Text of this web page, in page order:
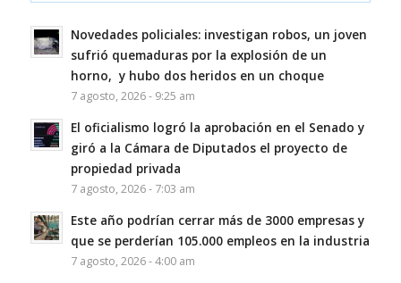
Novedades policiales: investigan robos, un joven
sufrió quemaduras por la explosión de un
horno, y hubo dos heridos en un choque
7 agosto, 2026 - 9:25 am
El oficialismo logró la aprobación en el Senado y
giró a la Cámara de Diputados el proyecto de
propiedad privada
7 agosto, 2026 - 7:03 am
Este año podrían cerrar más de 3000 empresas y
que se perderían 105.000 empleos en la industria
7 agosto, 2026 - 4:00 am